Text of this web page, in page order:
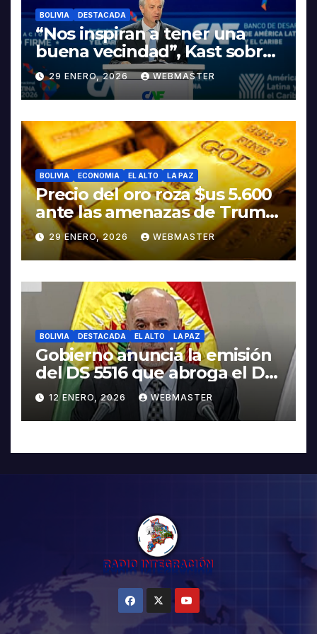
BOLIVIA DESTACADA
“Nos inspiran a tener una
buena vecindad”, Kast sobre
discurso del presidente
Rodrigo Paz
29 ENERO, 2026 WEBMASTER
BOLIVIA ECONOMIA EL ALTO LA PAZ
Precio del oro roza $us 5.600
ante las amenazas de Trump
contra Irán
29 ENERO, 2026 WEBMASTER
BOLIVIA DESTACADA EL ALTO LA PAZ
Gobierno anuncia la emisión
del DS 5516 que abroga el DS
5503
12 ENERO, 2026 WEBMASTER